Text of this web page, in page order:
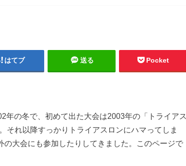
はてブ 送る Pocket
年の冬で、初めて出た大会は2003年の「トライアス
それ以降すっかりトライアスロンにハマってしま
大会にも参加したりしてきました。このページで